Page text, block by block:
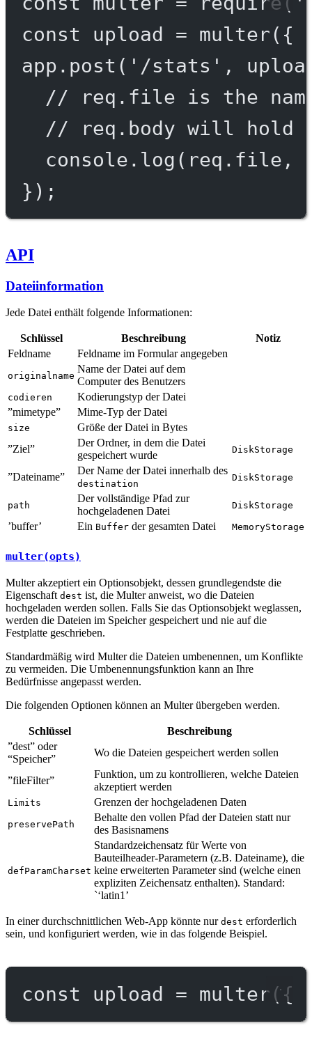
const
upload = multer({
app. post ( '/stats' ,
// req.file is the
// req.body will hold
console. log (req.file,
});
API
Dateiinformation
Jede Datei enthält folgende Informationen:
Schlüssel Beschreibung
Notiz
Feldname
Feldname im Formular angegeben
originalname
Name der Datei auf dem
Computer des Benutzers
codieren
Kodierungstyp der Datei
”mimetype”
Mime-Typ der Datei
size
Größe der Datei in Bytes
”Ziel”
Der Ordner, in dem die Datei
gespeichert wurde
DiskStorage
”Dateiname”
Der Name der Datei innerhalb des
destination
DiskStorage
path
Der vollständige Pfad zur
hochgeladenen Datei
DiskStorage
’buffer’ Ein Buffer der gesamten Datei MemoryStorage
multer(opts)
Multer akzeptiert ein Optionsobjekt, dessen grundlegendste die
Eigenschaft dest ist, die Multer anweist, wo die Dateien
hochgeladen werden sollen. Falls Sie das Optionsobjekt weglassen,
werden die Dateien im Speicher gespeichert und nie auf die
Festplatte geschrieben.
Standardmäßig wird Multer die Dateien umbenennen, um Konflikte
zu vermeiden. Die Umbenennungsfunktion kann an Ihre
Bedürfnisse angepasst werden.
Die folgenden Optionen können an Multer übergeben werden.
Schlüssel
Beschreibung
”dest” oder
“Speicher”
Wo die Dateien gespeichert werden sollen
”fileFilter”
Funktion, um zu kontrollieren, welche Dateien
akzeptiert werden
Limits Grenzen der hochgeladenen Daten
preservePath
Behalte den vollen Pfad der Dateien statt nur
des Basisnamens
defParamCharset
Standardzeichensatz für Werte von
Bauteilheader-Parametern (z.B. Dateiname), die
keine erweiterten Parameter sind (welche einen
expliziten Zeichensatz enthalten). Standard:
`‘latin1’
In einer durchschnittlichen Web-App könnte nur dest erforderlich
sein, und konfiguriert werden, wie in das folgende Beispiel.
const upload = multer ({